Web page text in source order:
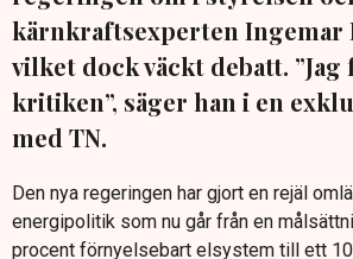
kärnkraftsexperten Ingemar
vilket dock väckt debatt.
kritiken”, säger han i en
med TN.
Den nya regeringen har gjort en rejäl
energipolitik som nu går från en
procent förnyelsebart elsystem till ett